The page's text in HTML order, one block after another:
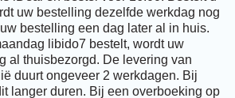
uw bestelling dezelfde werkdag nog
bestelling een dag later al in huis.
libido7 bestelt, wordt uw
al thuisbezorgd. De levering van
duurt ongeveer 2 werkdagen. Bij
langer duren. Bij een overboeking op